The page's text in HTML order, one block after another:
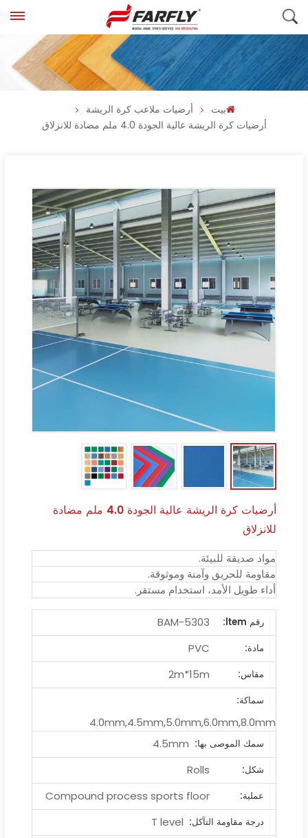
بيت
أرضيات ملاعب كرة الريشة
أرضيات كرة الريشة عالية الجودة 4.0 ملم مضادة للانزلاق
أرضيات كرة الريشة عالية الجودة 4.0 ملم مضادة
للانزلاق
مواد صديقة للبيئة.
مقاومة للحريق وآمنة وموثوقة.
أداء طويل الأمد، استخدام مستقر.
رقم ltem:
BAM-5303
مادة:
PVC
مقاس:
2m*15m
سماكة:
4.0mm,4.5mm,5.0mm,6.0mm,8.0mm
سمك الموصى بها: 4.5mm
شكل:
Rolls
عملية:
Compound process sports floor
درجة مقاومة التآكل: T level